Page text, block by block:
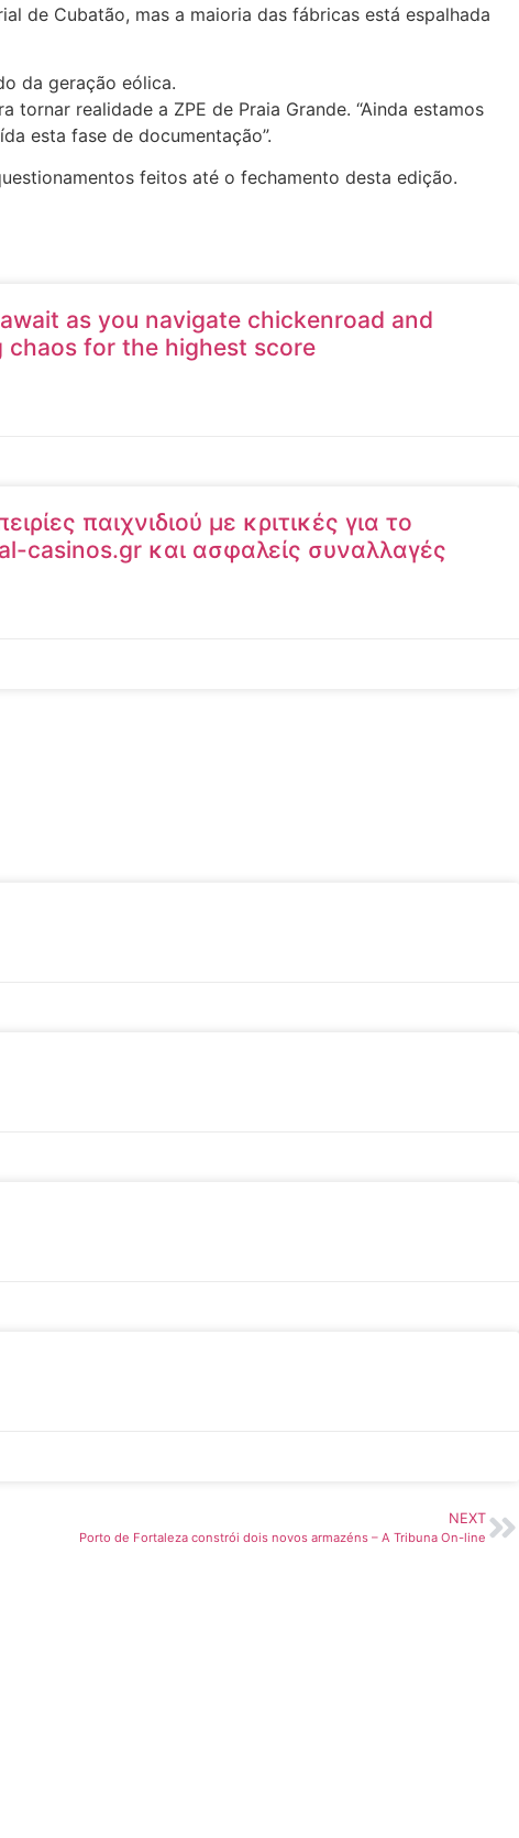
de Cubatão, mas a maioria das fábricas está espalhada
da geração eólica.
realidade a ZPE de Praia Grande. “Ainda estamos
esta fase de documentação”.
feitos até o fechamento desta edição.
as you navigate chickenroad and
chaos for the highest score
παιχνιδιού με κριτικές για το
casinos.gr και ασφαλείς συναλλαγές
NEXT
Porto de Fortaleza constrói dois novos armazéns – A Tribuna On-line